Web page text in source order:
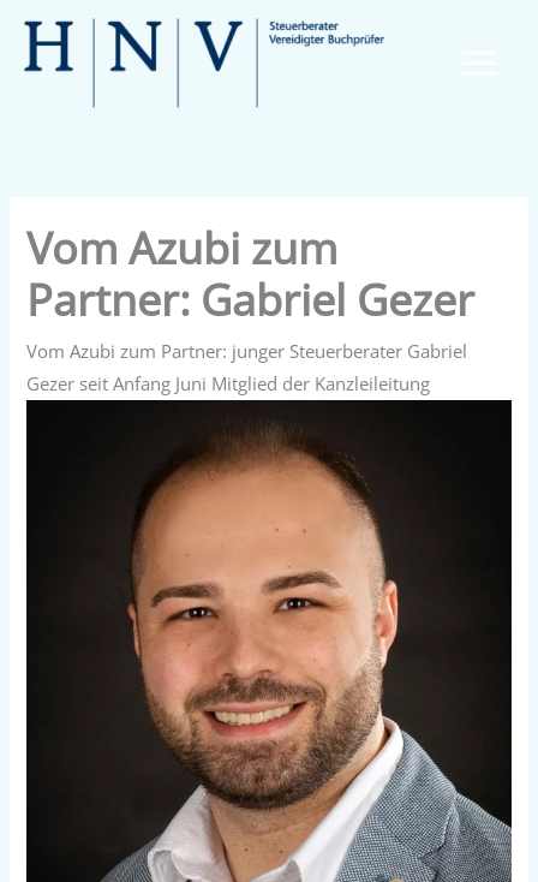
Zum
Inhalt
springen
Vom Azubi zum
Partner: Gabriel Gezer
Vom Azubi zum Partner: junger Steuerberater Gabriel
Gezer seit Anfang Juni Mitglied der Kanzleileitung